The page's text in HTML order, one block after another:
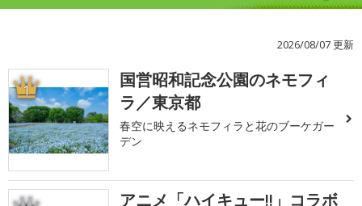
2026/08/07 更新
1
国営昭和記念公園のネモフィ
ラ／東京都
春空に映えるネモフィラと花のブーケガー
デン
アニメ「ハイキュー!!」コラボ